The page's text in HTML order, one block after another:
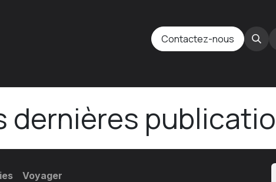
Nos réalisations La société
Contactez-nous
dernières
Voyager